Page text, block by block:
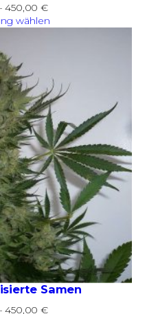
450,00€Preisspanne:
21,00 €
wählen
Samen
450,00€Preisspanne: